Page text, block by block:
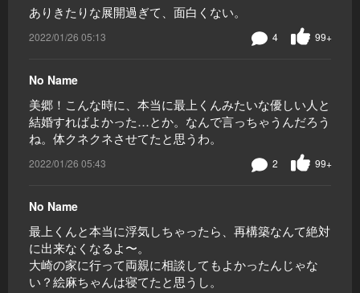
ありきたりな展開過ぎて、面白くない。
2022/01/26 05:13 99+
4
No Name
美郷！こんな時に、本当に最上くんみたいな優しい人と
結婚すればよかった…とか。なんで言っちゃうんだろう
ね。体クネクネさせてたと思うわ。
2022/01/26 05:43 99+
2
No Name
最上くんと本当に浮気しちゃったら、再構築なんて絶対
に出来なくなるよ〜。
大崎の家に行って両親に相談してもよかったんじゃな
い？絵麻ちゃんは寝てたと思うし。